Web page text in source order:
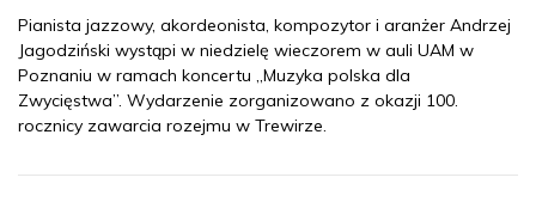
Pianista jazzowy, akordeonista, kompozytor i aranżer Andrzej
Jagodziński wystąpi w niedzielę wieczorem w auli UAM w
Poznaniu w ramach koncertu „Muzyka polska dla
Zwycięstwa”. Wydarzenie zorganizowano z okazji 100.
rocznicy zawarcia rozejmu w Trewirze.